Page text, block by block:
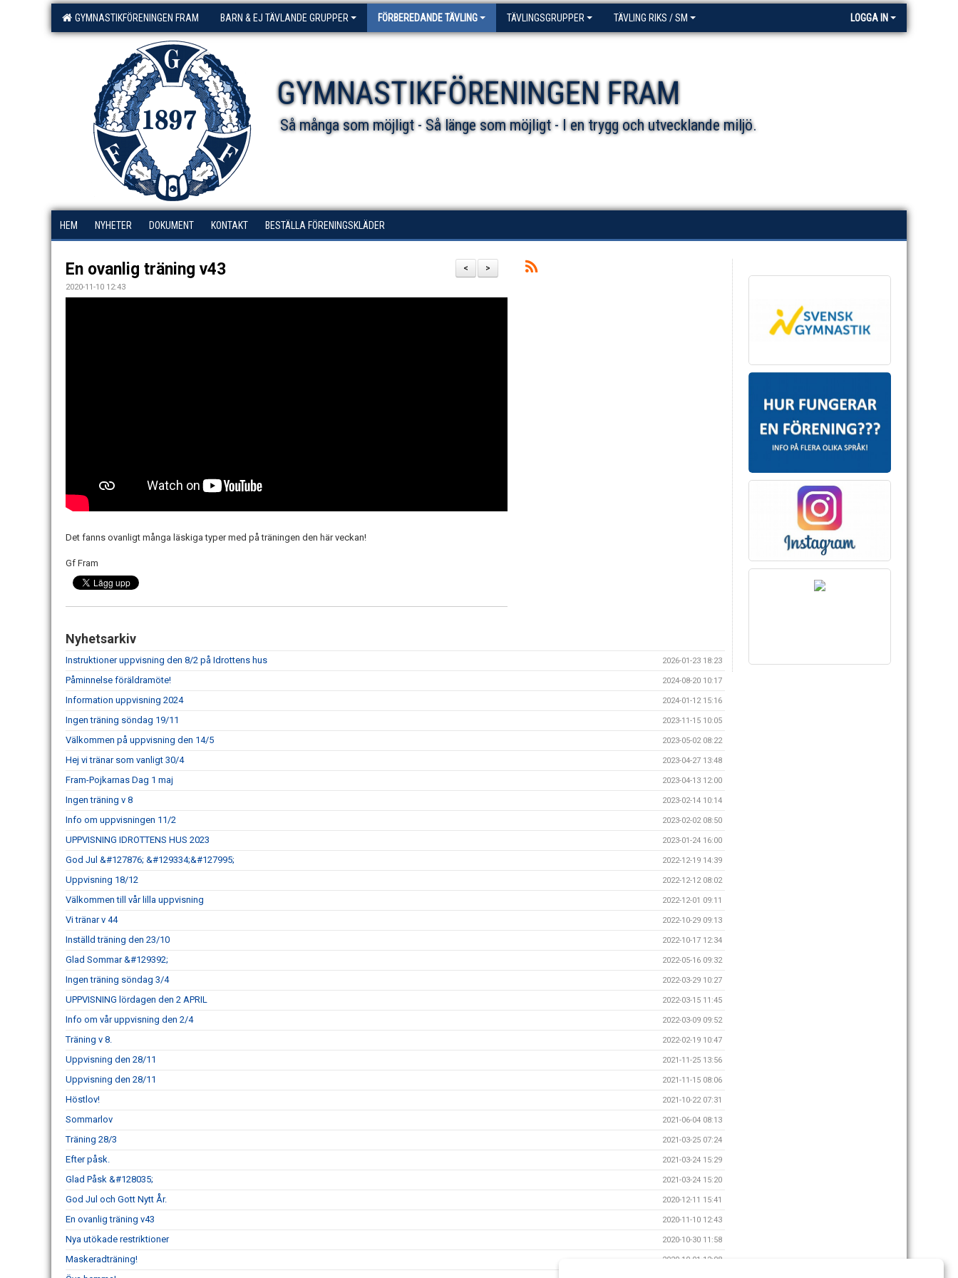
GYMNASTIKFÖRENINGEN FRAM BARN & EJ TÄVLANDE GRUPPER FÖRBEREDANDE TÄVLING TÄVLINGSGRUPPER TÄVLING RIKS / SM LOGGA IN
GYMNASTIKFÖRENINGEN FRAM
Så många som möjligt - Så länge som möjligt - I en trygg och utvecklande miljö.
HEM NYHETER DOKUMENT KONTAKT BESTÄLLA FÖRENINGSKLÄDER
>
<
En ovanlig träning v43
2020-11-10 12:43
Det fanns ovanligt många läskiga typer med på träningen den här veckan!
Gf Fram
Nyhetsarkiv
Instruktioner uppvisning den 8/2 på Idrottens hus 2026-01-23 18:23
Påminnelse föräldramöte! 2024-08-20 10:17
Information uppvisning 2024 2024-01-12 15:16
Ingen träning söndag 19/11 2023-11-15 10:05
Välkommen på uppvisning den 14/5 2023-05-02 08:22
Hej vi tränar som vanligt 30/4 2023-04-27 13:48
Fram-Pojkarnas Dag 1 maj 2023-04-13 12:00
Ingen träning v 8 2023-02-14 10:14
Info om uppvisningen 11/2 2023-02-02 08:50
UPPVISNING IDROTTENS HUS 2023 2023-01-24 16:00
God Jul &#127876; &#129334;&#127995; 2022-12-19 14:39
Uppvisning 18/12 2022-12-12 08:02
Välkommen till vår lilla uppvisning 2022-12-01 09:11
Vi tränar v 44 2022-10-29 09:13
Inställd träning den 23/10 2022-10-17 12:34
Glad Sommar &#129392; 2022-05-16 09:32
Ingen träning söndag 3/4 2022-03-29 10:27
UPPVISNING lördagen den 2 APRIL 2022-03-15 11:45
Info om vår uppvisning den 2/4 2022-03-09 09:52
Träning v 8. 2022-02-19 10:47
Uppvisning den 28/11 2021-11-25 13:56
Uppvisning den 28/11 2021-11-15 08:06
Höstlov! 2021-10-22 07:31
Sommarlov 2021-06-04 08:13
Träning 28/3 2021-03-25 07:24
Efter påsk. 2021-03-24 15:29
Glad Påsk &#128035; 2021-03-24 15:20
God Jul och Gott Nytt År. 2020-12-11 15:41
En ovanlig träning v43 2020-11-10 12:43
Nya utökade restriktioner 2020-10-30 11:58
Maskeradträning! 2020-10-01 12:08